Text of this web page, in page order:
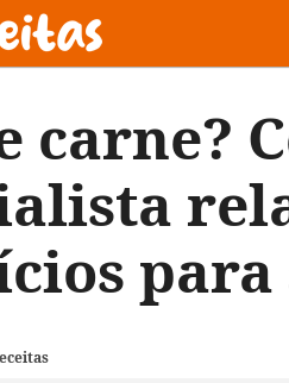
carne?
para